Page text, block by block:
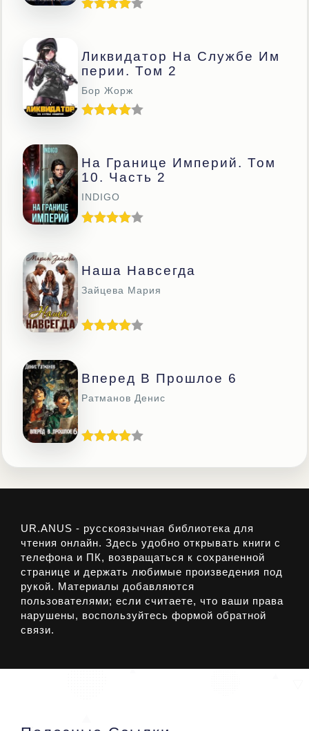
Ликвидатор На Службе Им
Перии. Том 2
Бор Жорж
На Границе Империй. Том
10. Часть 2
INDIGO
Наша Навсегда
Зайцева Мария
Вперед В Прошлое 6
Ратманов Денис
UR.ANUS - русскоязычная библиотека для
чтения онлайн. Здесь удобно открывать книги с
телефона и ПК, возвращаться к сохраненной
странице и держать любимые произведения под
рукой. Материалы добавляются
пользователями; если считаете, что ваши права
нарушены, воспользуйтесь формой обратной
связи.